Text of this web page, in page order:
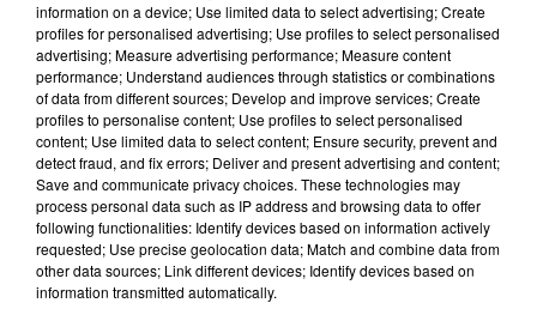
Lecture (4 min 24 sec)
100%
100% Radio les infos de l'Hérault
information on a device; Use limited data to select advertising; Create
profiles for personalised advertising; Use profiles to select personalised
advertising; Measure advertising performance; Measure content
performance; Understand audiences through statistics or combinations
of data from different sources; Develop and improve services; Create
profiles to personalise content; Use profiles to select personalised
content; Use limited data to select content; Ensure security, prevent and
detect fraud, and fix errors; Deliver and present advertising and content;
Save and communicate privacy choices. These technologies may
process personal data such as IP address and browsing data to offer
following functionalities: Identify devices based on information actively
requested; Use precise geolocation data; Match and combine data from
other data sources; Link different devices; Identify devices based on
information transmitted automatically.